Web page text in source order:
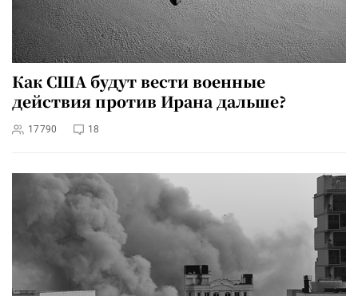
Как США будут вести военные
действия против Ирана дальше?
17790 18